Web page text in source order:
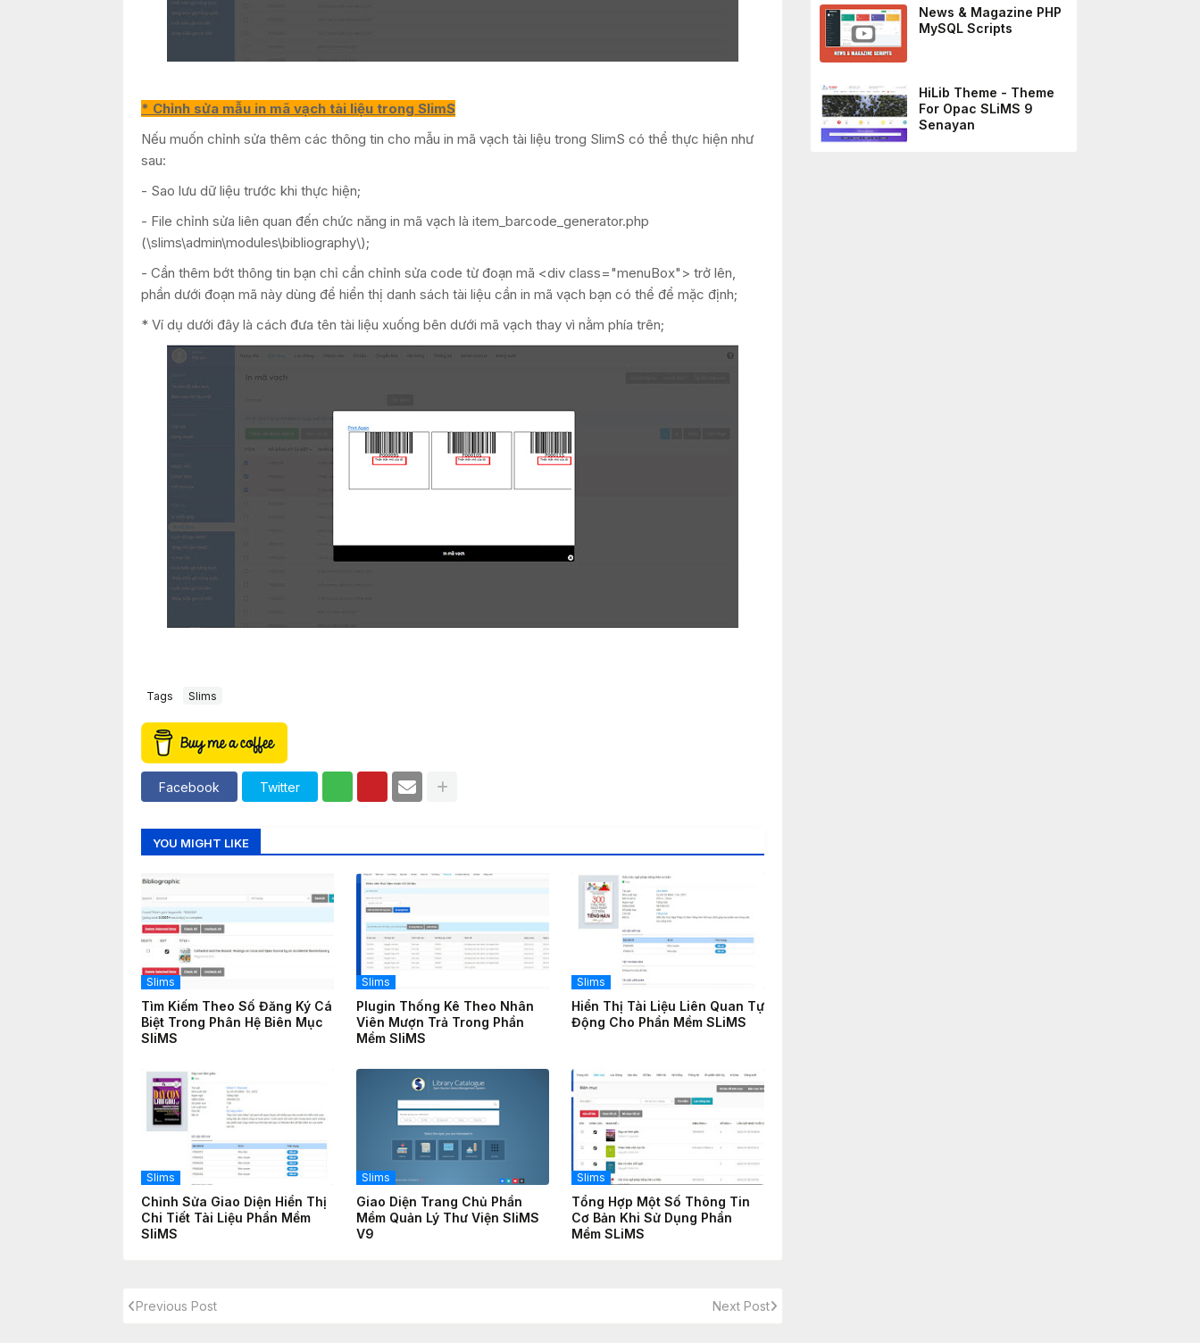
* Chỉnh sửa mẫu in mã vạch tài liệu trong SlimS
Nếu muốn chỉnh sửa thêm các thông tin cho mẫu in mã vạch tài liệu trong SlimS có thể thực hiện như
sau:
- Sao lưu dữ liệu trước khi thực hiện;
- File chỉnh sửa liên quan đến chức năng in mã vạch là item_barcode_generator.php
(\slims\admin\modules\bibliography\);
- Cần thêm bớt thông tin bạn chỉ cần chỉnh sửa code từ đoạn mã <div class="menuBox"> trở lên,
phần dưới đoạn mã này dùng để hiển thị danh sách tài liệu cần in mã vạch bạn có thể để mặc định;
* Ví dụ dưới đây là cách đưa tên tài liệu xuống bên dưới mã vạch thay vì nằm phía trên;
Tags Slims
Facebook Twitter
YOU MIGHT LIKE
Slims
Tìm Kiếm Theo Số Đăng Ký Cá
Biệt Trong Phân Hệ Biên Mục
SliMS
Slims
Plugin Thống Kê Theo Nhân
Viên Mượn Trả Trong Phần
Mềm SliMS
Slims
Hiển Thị Tài Liệu Liên Quan Tự
Động Cho Phần Mềm SLiMS
Slims
Chỉnh Sửa Giao Diện Hiển Thị
Chi Tiết Tài Liệu Phần Mềm
SliMS
Slims
Giao Diện Trang Chủ Phần
Mềm Quản Lý Thư Viện SliMS
V9
Slims
Tổng Hợp Một Số Thông Tin
Cơ Bản Khi Sử Dụng Phần
Mềm SLiMS
Previous Post Next Post
News & Magazine PHP
MySQL Scripts
HiLib Theme - Theme
For Opac SLiMS 9
Senayan